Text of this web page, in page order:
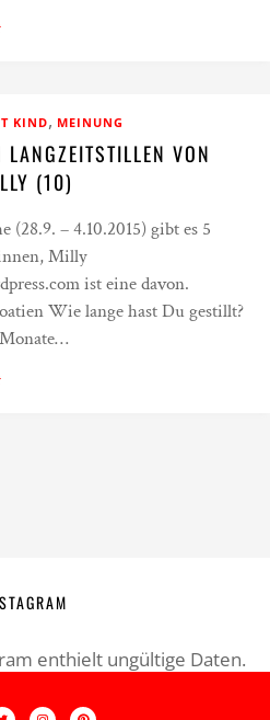
KIND, MEINUNG
LANGZEITSTILLEN VON
(10)
– 4.10.2015) gibt es 5
Milly
ist eine davon.
Wie lange hast Du gestillt?
enthielt ungültige Daten.